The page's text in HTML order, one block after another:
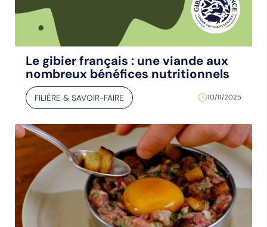
Le gibier français : une viande aux
nombreux bénéfices nutritionnels
FILIÈRE & SAVOIR-FAIRE 10/11/2025